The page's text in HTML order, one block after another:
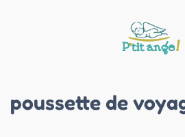
poussette de